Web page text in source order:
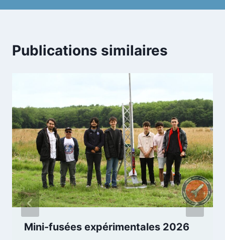
l’article
Publications similaires
Mini-fusées expérimentales 2026